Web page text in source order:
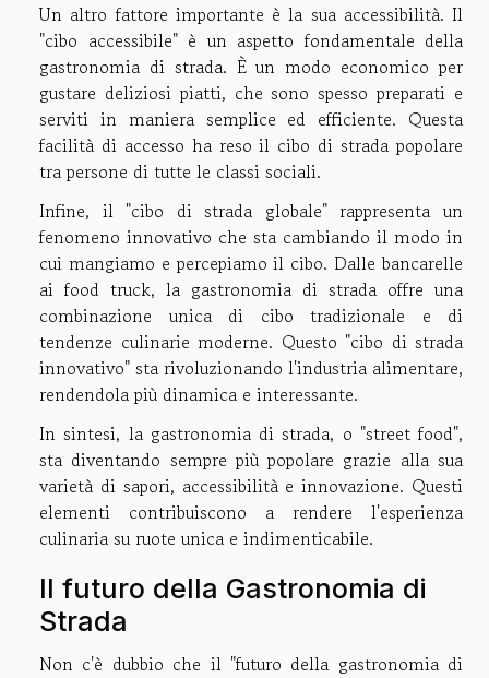
Un altro fattore importante è la sua accessibilità. Il
"cibo accessibile" è un aspetto fondamentale della
gastronomia di strada. È un modo economico per
gustare deliziosi piatti, che sono spesso preparati e
serviti in maniera semplice ed efficiente. Questa
facilità di accesso ha reso il cibo di strada popolare
tra persone di tutte le classi sociali.
Infine, il "cibo di strada globale" rappresenta un
fenomeno innovativo che sta cambiando il modo in
cui mangiamo e percepiamo il cibo. Dalle bancarelle
ai food truck, la gastronomia di strada offre una
combinazione unica di cibo tradizionale e di
tendenze culinarie moderne. Questo "cibo di strada
innovativo" sta rivoluzionando l'industria alimentare,
rendendola più dinamica e interessante.
In sintesi, la gastronomia di strada, o "street food",
sta diventando sempre più popolare grazie alla sua
varietà di sapori, accessibilità e innovazione. Questi
elementi contribuiscono a rendere l'esperienza
culinaria su ruote unica e indimenticabile.
Il futuro della Gastronomia di
Strada
Non c'è dubbio che il "futuro della gastronomia di